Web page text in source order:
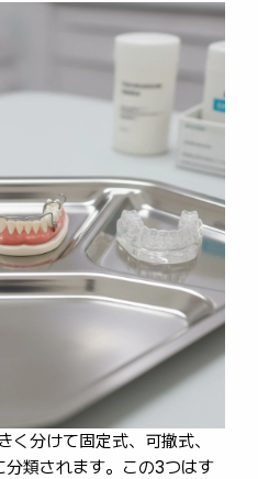
分けて固定式、可撤式、
類されます。この3つはす